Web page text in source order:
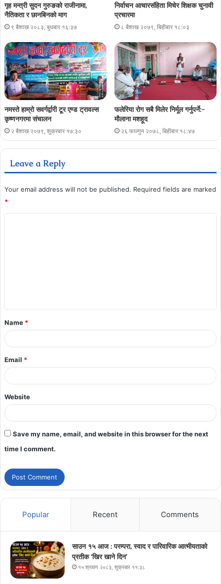
गृह मन्त्री सुदन गुरुङको राजीनामा,
नैतिकता र छानबिनको माग
९ बैशाख २०८३, बुधबार १६:३७
निर्वाचन आचारसंहिता मिचेर शिक्षक चुनावी
प्रचारमा
८ बैशाख २०७९, बिहीबार १८:०३
नमस्ते हाम्रो सवर्गर्द्वारी टूर एण्ड ट्रावल्स
कृष्णनगरमा संचालन
२ बैशाख २०७९, शुक्रबार १७:३०
फलेरिया रोग सबै मिलेर निर्मूल गर्नुपर्ने:-
मौलाना मशहूद
२६ फाल्गुन २०७८, बिहीबार १८:४७
Leave a Reply
Your email address will not be published. Required fields are marked
*
Name *
Email *
Website
Save my name, email, and website in this browser for the next
time I comment.
Popular Recent Comments
साउन १५ आज : परम्परा, स्वाद र पारिवारिक आत्मीयताको
प्रतीक ‘खिर खाने दिन’
१५ श्रावण २०८३, शुक्रबार ११:३८